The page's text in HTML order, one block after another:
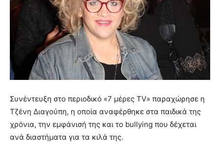
Συνέντευξη στο περιοδικό «7 μέρες TV» παραχώρησε η
Τζένη Διαγούπη, η οποία αναφέρθηκε στα παιδικά της
χρόνια, την εμφάνισή της και το bullying που δέχεται
ανά διαστήματα για τα κιλά της.